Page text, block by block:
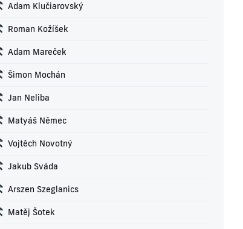
Adam Klučiarovský
Roman Kožíšek
Adam Mareček
Šimon Mochán
Jan Neliba
Matyáš Němec
Vojtěch Novotný
Jakub Sváda
Arszen Szeglanics
Matěj Šotek